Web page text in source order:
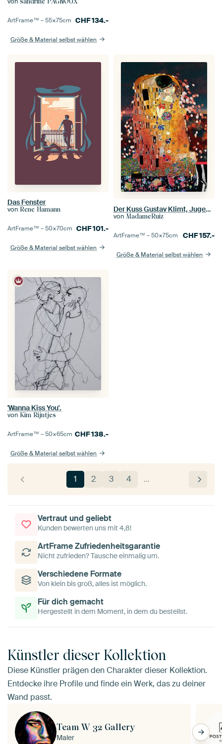
ArtFrame™ –55×75cm CHF134.-
Größe & Material selbst wählen
Das Fenster
von Rene Hamann
ArtFrame™ –50×70cm CHF101.-
Größe & Material selbst wählen
Der Kuss Gustav Klimt, Jugendstil in moderner Umgebung - digitale Collage
von MadameRuiz
ArtFrame™ –50×75cm CHF157.-
Größe & Material selbst wählen
'Wanna Kiss You'.
von Kim Rijntjes
ArtFrame™ –50×65cm CHF138.-
Größe & Material selbst wählen
1 2 3 4 …
Vertraut und geliebt
Kunden bewerten uns mit 4,8!
ArtFrame Zufriedenheitsgarantie
Nicht zufrieden? Tausche einmalig um.
Verschiedene Formate
Von klein bis groß, alles ist möglich.
Für dich gemacht
Hergestellt in dem Moment, in dem du bestellst.
Künstler dieser Kollektion
Diese Künstler prägen den Charakter dieser Kollektion.
Entdecke ihre Profile und finde ein Werk, das zu deiner
Wand passt.
Team W 32 Gallery
Maler